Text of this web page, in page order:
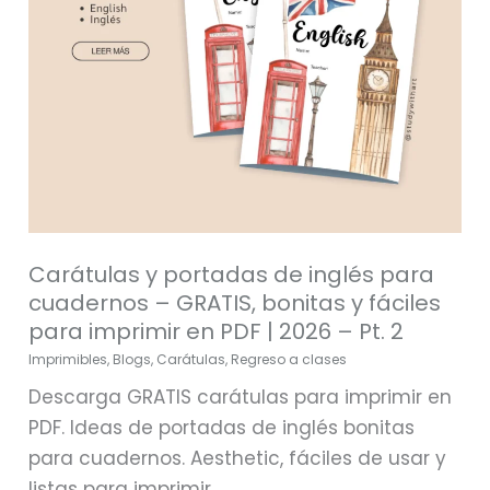
Carátulas y portadas de inglés para
cuadernos – GRATIS, bonitas y fáciles
para imprimir en PDF | 2026 – Pt. 2
Imprimibles, Blogs, Carátulas, Regreso a clases
Descarga GRATIS carátulas para imprimir en
PDF. Ideas de portadas de inglés bonitas
para cuadernos. Aesthetic, fáciles de usar y
GRATIS,
PDF
|
2026
–
Pt.
2